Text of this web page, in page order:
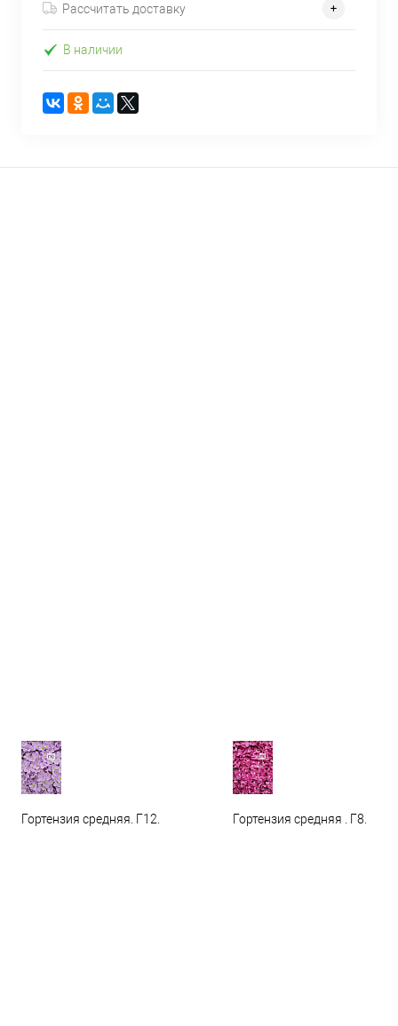
Рассчитать доставку
В наличии
Гортензия средняя. Г12. Гортензия средняя . Г8.